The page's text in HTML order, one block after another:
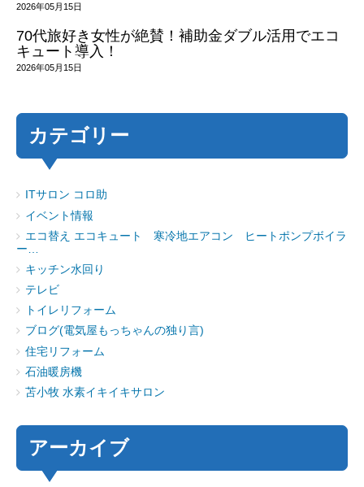
2026年05月15日
70代旅好き女性が絶賛！補助金ダブル活用でエコ
キュート導入！
2026年05月15日
カテゴリー
ITサロン コロ助
イベント情報
エコ替え エコキュート 寒冷地エアコン ヒートポンプボイラ
ー…
キッチン水回り
テレビ
トイレリフォーム
ブログ(電気屋もっちゃんの独り言)
住宅リフォーム
石油暖房機
苫小牧 水素イキイキサロン
アーカイブ